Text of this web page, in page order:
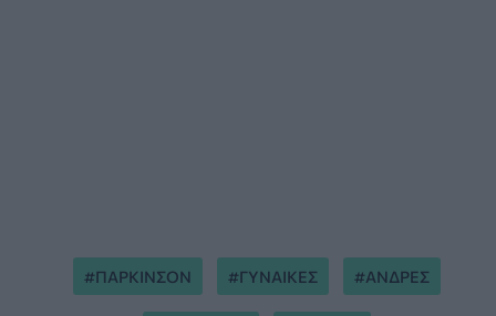
ΠΑΡΚΙΝΣΟΝ ΓΥΝΑΙΚΕΣ ΑΝΔΡΕΣ